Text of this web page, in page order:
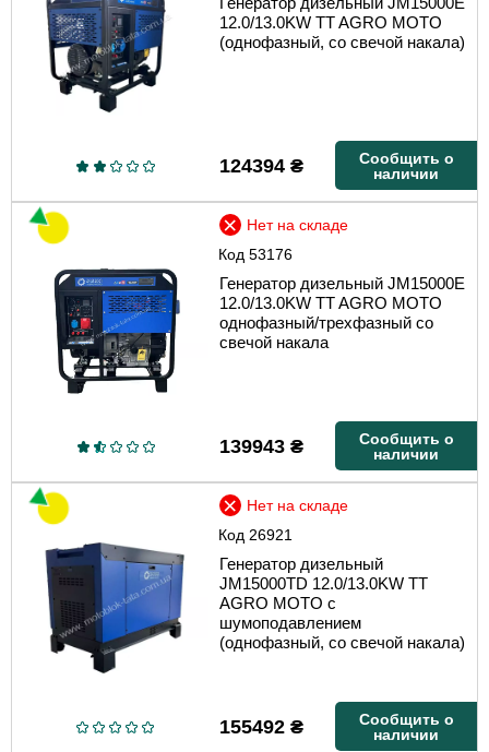
12.0/13.0KW TT AGRO MOTO
(однофазный, со свечой накала)
124394₴
Сообщить о
наличии
Код53176
Нет на складе
Генератор дизельный JM15000E
12.0/13.0KW TT AGRO MOTO
однофазный/трехфазный со
свечой накала
139943₴
Сообщить о
наличии
Код 26921
Нет на складе
Генератор дизельный
JM15000TD 12.0/13.0KW TT
AGRO MOTO с
шумоподавлением
(однофазный, со свечой накала)
155492₴
Сообщить о
наличии